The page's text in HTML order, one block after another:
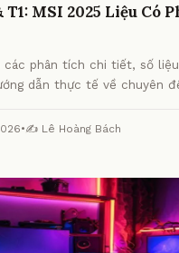
T1: MSI 2025 Liệu Có
các phân tích chi tiết, số
dẫn thực tế về chuyên
•✍️ Lê Hoàng Bách